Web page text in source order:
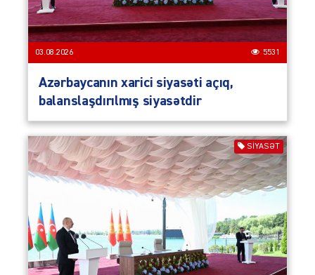
03.08.2026 5531
Azərbaycanın xarici siyasəti açıq,
balanslaşdırılmış siyasətdir
SIYASƏT